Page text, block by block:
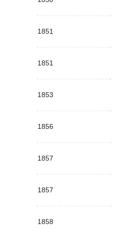
1851
1851
1853
1856
1857
1857
1858